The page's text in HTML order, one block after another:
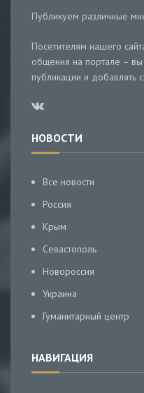
Публикуем различные
Посетителям нашего
общения на портале –
публикации и добавлять
НОВОСТИ
Все новости
Россия
Крым
Севастополь
Новороссия
Украина
Гуманитарный центр
НАВИГАЦИЯ